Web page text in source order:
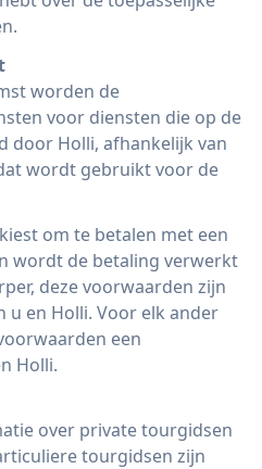
worden de
voor diensten die op de
door Holli, afhankelijk van
wordt gebruikt voor de
om te betalen met een
wordt de betaling verwerkt
deze voorwaarden zijn
u en Holli. Voor elk ander
een
Holli.
over private tourgidsen
tourgidsen zijn